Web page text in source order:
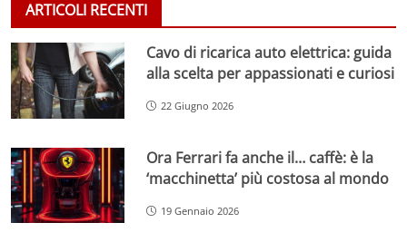
ARTICOLI RECENTI
Cavo di ricarica auto elettrica: guida
alla scelta per appassionati e curiosi
22 Giugno 2026
Ora Ferrari fa anche il… caffè: è la
‘macchinetta’ più costosa al mondo
19 Gennaio 2026